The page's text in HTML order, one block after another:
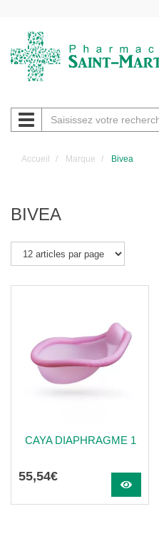
Navigation
Accueil Marque Bivea
BIVEA
CAYA DIAPHRAGME 1
55,54€